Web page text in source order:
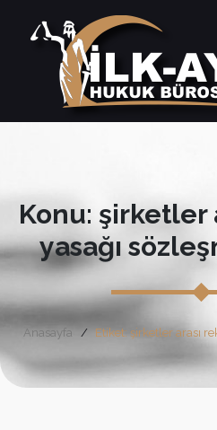
Konu: şirketler
yasağı
Anasayfa Etiket: şirketler arası